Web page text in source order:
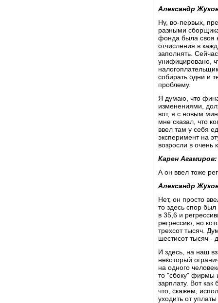
Александр
Ну, во-первых,
разными
фонда была своя
отчисления в
заполнять.
унифицировано,
собирать одни и
проблему.
Я думаю, что
изменениями,
вот, я с новым
мне сказал, что
ввел там у себя
эксперимент на
возросли в очень
Карен Агамиров:
А он ввел тоже
Александр
Нет, он просто
то здесь спор
в 35,6 и
регрессию, но
трехсот тысяч.
шестисот тысяч -
И здесь, на наш
некоторый
на одного
то "сбоку" фирмы
зарплату. Вот
что, скажем,
уходить от